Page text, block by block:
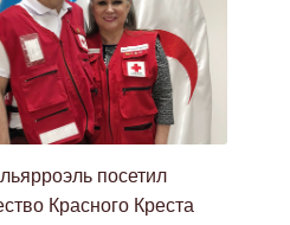
посетил
Красного Креста